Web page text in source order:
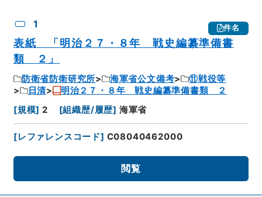
1 件名
表紙 「明治２７・８年 戦史編纂準備書
類 ２」
防衛省防衛研究所 海軍省公文備考
⑪戦役等
日清
明治２７・８年 戦史編纂準備書類 ２
[規模] 2 [組織歴/履歴] 海軍省
[レファレンスコード] C08040462000
閲覧